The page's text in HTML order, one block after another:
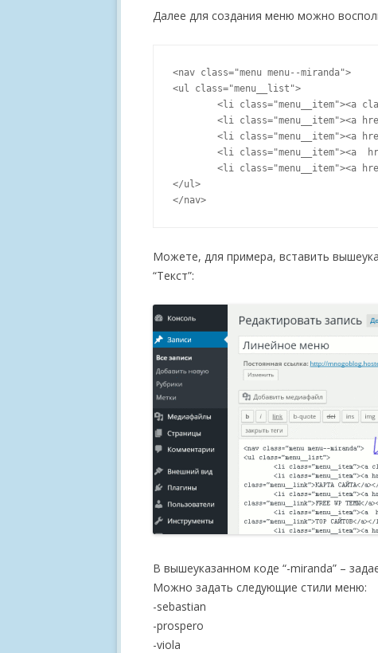
Далее для создания меню можно
<nav class="menu menu--miranda">
<ul class="menu__list">
</ul>
Можете, для примера, вставить
“Текст”:
В вышеуказанном коде “-miranda” –
Можно задать следующие стили меню:
-sebastian
-prospero
-viola